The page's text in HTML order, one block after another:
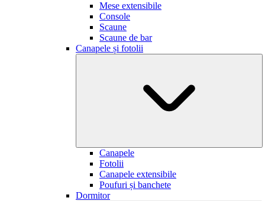
Mese extensibile
Console
Scaune
Scaune de bar
Canapele și fotolii
Canapele
Fotolii
Canapele extensibile
Poufuri și banchete
Dormitor